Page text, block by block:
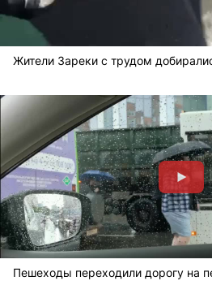
Жители Зареки с трудом
Пешеходы переходили дорогу на